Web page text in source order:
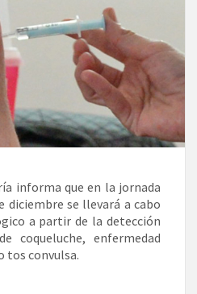
informa que en la jornada
diciembre se llevará a cabo
a partir de la detección
coqueluche, enfermedad
tos convulsa.